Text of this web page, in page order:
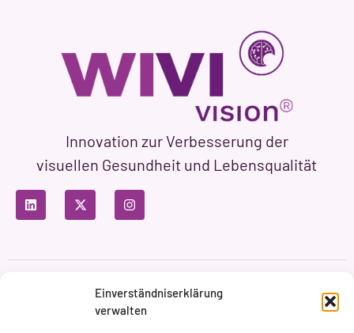
Einverständniserklärung
verwalten
Innovation zur Verbesserung der
visuellen Gesundheit und Lebensqualität
Datenschutzbestimmungen
Nutzungsbedingungen
Cookie-Richtlinie